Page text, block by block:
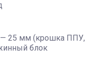
25 мм (крошка ППУ,
блок